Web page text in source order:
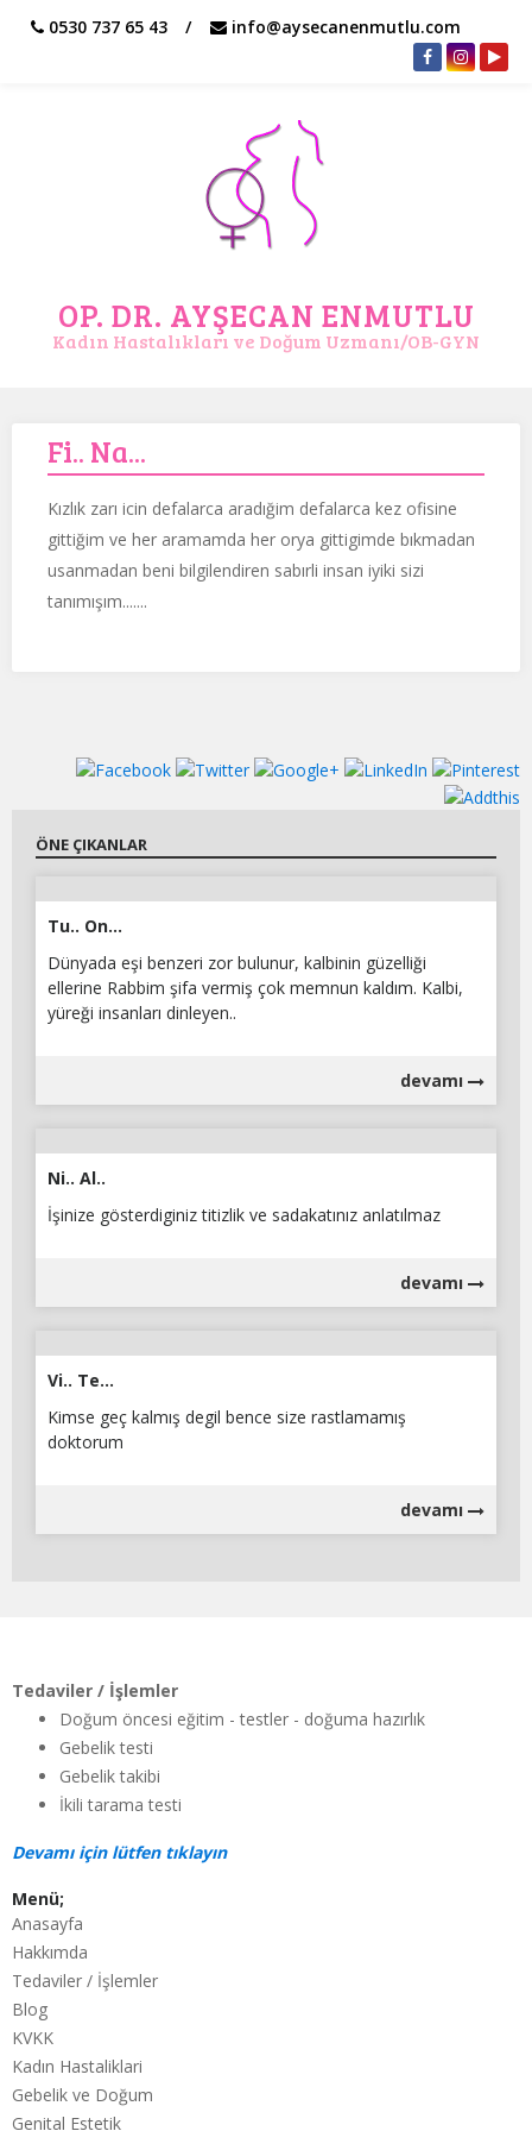
0530 737 65 43 info@aysecanenmutlu.com
OP. DR. AYŞECAN ENMUTLU
Kadın Hastalıkları ve Doğum Uzmanı/OB-GYN
24/01/2020 1192
Fi.. Na...
Kızlık zarı icin defalarca aradığim defalarca kez ofisine
gittiğim ve her aramamda her orya gittigimde bıkmadan
usanmadan beni bilgilendiren sabırli insan iyiki sizi
tanımışım.......
ÖNE ÇIKANLAR
Tu.. On...
Dünyada eşi benzeri zor bulunur, kalbinin güzelliği
ellerine Rabbim şifa vermiş çok memnun kaldım. Kalbi,
yüreği insanları dinleyen..
devamı
Ni.. Al..
İşinize gösterdiginiz titizlik ve sadakatınız anlatılmaz
devamı
Vi.. Te...
Kimse geç kalmış degil bence size rastlamamış
doktorum
devamı
Tedaviler / İşlemler
Doğum öncesi eğitim - testler - doğuma hazırlık
Gebelik testi
Gebelik takibi
İkili tarama testi
Devamı için lütfen tıklayın
Menü;
Anasayfa
Hakkımda
Tedaviler / İşlemler
Blog
KVKK
Kadın Hastaliklari
Gebelik ve Doğum
Genital Estetik